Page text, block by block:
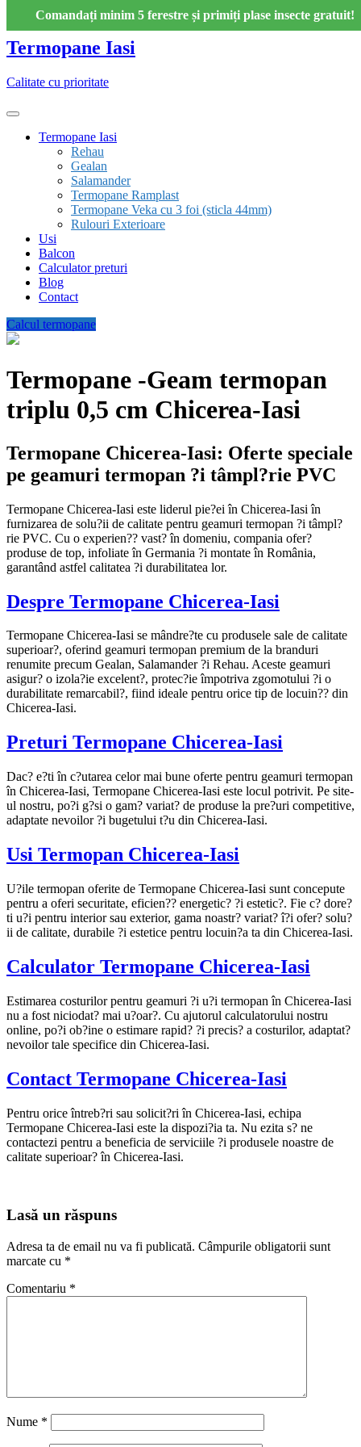
Comandați minim 5 ferestre și primiți plase insecte gratuit!
content
Termopane Iasi
Calitate cu prioritate
Termopane Iasi
Rehau
Gealan
Salamander
Termopane Ramplast
Termopane Veka cu 3 foi (sticla 44mm)
Rulouri Exterioare
Usi
Balcon
Calculator preturi
Blog
Contact
Calcul termopane
Termopane -Geam termopan
triplu 0,5 cm Chicerea-Iasi
Termopane Chicerea-Iasi: Oferte speciale
pe geamuri termopan ?i tâmpl?rie PVC
Termopane Chicerea-Iasi este liderul pie?ei în Chicerea-Iasi în
furnizarea de solu?ii de calitate pentru geamuri termopan ?i tâmpl?
rie PVC. Cu o experien?? vast? în domeniu, compania ofer?
produse de top, infoliate în Germania ?i montate în România,
garantând astfel calitatea ?i durabilitatea lor.
Despre Termopane Chicerea-Iasi
Termopane Chicerea-Iasi se mândre?te cu produsele sale de calitate
superioar?, oferind geamuri termopan premium de la branduri
renumite precum Gealan, Salamander ?i Rehau. Aceste geamuri
asigur? o izola?ie excelent?, protec?ie împotriva zgomotului ?i o
durabilitate remarcabil?, fiind ideale pentru orice tip de locuin?? din
Chicerea-Iasi.
Preturi Termopane Chicerea-Iasi
Dac? e?ti în c?utarea celor mai bune oferte pentru geamuri termopan
în Chicerea-Iasi, Termopane Chicerea-Iasi este locul potrivit. Pe site-
ul nostru, po?i g?si o gam? variat? de produse la pre?uri competitive,
adaptate nevoilor ?i bugetului t?u din Chicerea-Iasi.
Usi Termopan Chicerea-Iasi
U?ile termopan oferite de Termopane Chicerea-Iasi sunt concepute
pentru a oferi securitate, eficien?? energetic? ?i estetic?. Fie c? dore?
ti u?i pentru interior sau exterior, gama noastr? variat? î?i ofer? solu?
ii de calitate, durabile ?i estetice pentru locuin?a ta din Chicerea-Iasi.
Calculator Termopane Chicerea-Iasi
Estimarea costurilor pentru geamuri ?i u?i termopan în Chicerea-Iasi
nu a fost niciodat? mai u?oar?. Cu ajutorul calculatorului nostru
online, po?i ob?ine o estimare rapid? ?i precis? a costurilor, adaptat?
nevoilor tale specifice din Chicerea-Iasi.
Contact Termopane Chicerea-Iasi
Pentru orice întreb?ri sau solicit?ri în Chicerea-Iasi, echipa
Termopane Chicerea-Iasi este la dispozi?ia ta. Nu ezita s? ne
contactezi pentru a beneficia de serviciile ?i produsele noastre de
calitate superioar? în Chicerea-Iasi.
Lasă un răspuns
Adresa ta de email nu va fi publicată. Câmpurile obligatorii sunt
marcate cu *
Comentariu *
Nume *